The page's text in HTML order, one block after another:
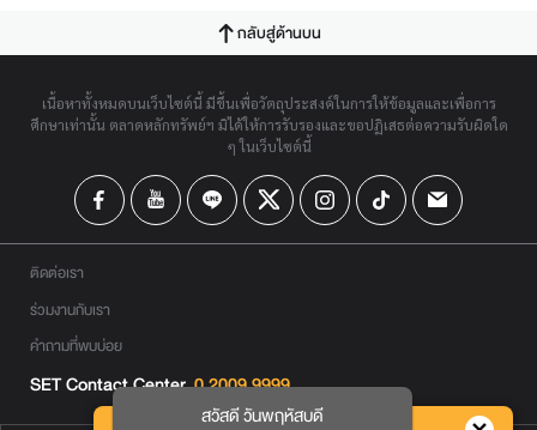
กลับสู่ด้านบน
เนื้อหาทั้งหมดบนเว็บไซต์นี้ มีขึ้นเพื่อวัตถุประสงค์ในการให้ข้อมูลและเพื่อการ
ศึกษาเท่านั้น ตลาดหลักทรัพย์ฯ มิได้ให้การรับรองและขอปฏิเสธต่อความรับผิดใด
ๆ ในเว็บไซต์นี้
ติดต่อเรา
ร่วมงานกับเรา
คำถามที่พบบ่อย
SET Contact Center 0 2009 9999
สวัสดี วันพฤหัสบดี